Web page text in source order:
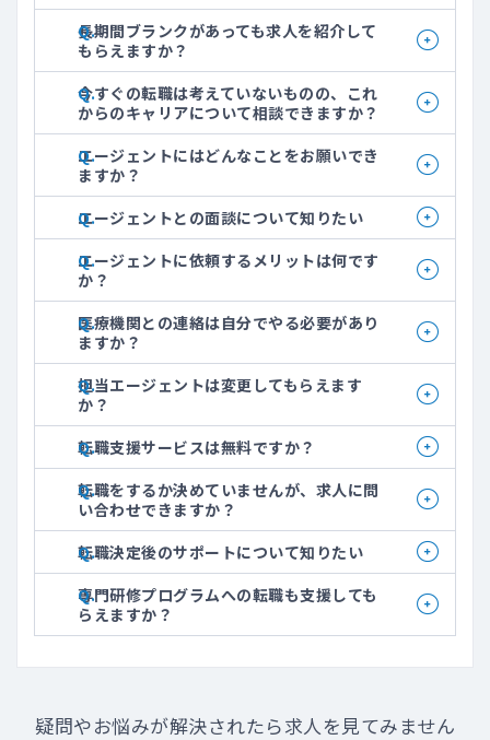
長期間ブランクがあっても求人を紹介して
もらえますか？
今すぐの転職は考えていないものの、これ
からのキャリアについて相談できますか？
エージェントにはどんなことをお願いでき
ますか？
エージェントとの面談について知りたい
エージェントに依頼するメリットは何です
か？
医療機関との連絡は自分でやる必要があり
ますか？
担当エージェントは変更してもらえます
か？
転職支援サービスは無料ですか？
転職をするか決めていませんが、求人に問
い合わせできますか？
転職決定後のサポートについて知りたい
専門研修プログラムへの転職も支援しても
らえますか？
疑問やお悩みが解決されたら求人を見てみません